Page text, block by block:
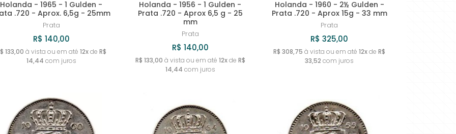
Holanda - 1965 - 1 Gulden -
.720 - Aprox. 6,5g - 25mm
Prata
R$ 140,00
133,00 à vista ou em até 12xde R$
14,44 com juros
Holanda - 1956 - 1 Gulden -
Prata .720 - Aprox 6,5 g - 25
mm
Prata
R$ 140,00
R$ 133,00 à vista ou em até 12xde R$
14,44 com juros
Holanda - 1960 - 2½ Gulden -
Prata .720 - Aprox 15g - 33 mm
Prata
R$ 325,00
R$ 308,75 à vista ou em até12xdeR$
33,52 com juros